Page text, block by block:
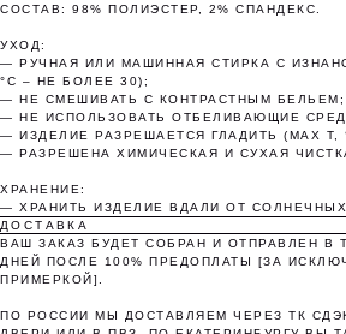
СОСТАВ: 98% ПОЛИЭСТЕР, 2% СПАНДЕКС.
УХОД:
— РУЧНАЯ ИЛИ МАШИННАЯ СТИРКА С
°C – НЕ БОЛЕЕ 30);
— НЕ СМЕШИВАТЬ С КОНТРАСТНЫМ БЕЛЬЕМ;
— НЕ ИСПОЛЬЗОВАТЬ ОТБЕЛИВАЮЩИЕ
— ИЗДЕЛИЕ РАЗРЕШАЕТСЯ ГЛАДИТЬ (MAX T,
— РАЗРЕШЕНА ХИМИЧЕСКАЯ И СУХАЯ
ХРАНЕНИЕ:
— ХРАНИТЬ ИЗДЕЛИЕ ВДАЛИ ОТ
ДОСТАВКА
ВАШ ЗАКАЗ БУДЕТ СОБРАН И ОТПРАВЛЕН В
ДНЕЙ ПОСЛЕ 100% ПРЕДОПЛАТЫ [ЗА
ПРИМЕРКОЙ].
ПО РОССИИ МЫ ДОСТАВЛЯЕМ ЧЕРЕЗ ТК
25% 25% 25%
Без комиссий и
Как обычная оплата
Понятно